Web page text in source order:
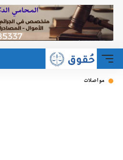
مواصلات